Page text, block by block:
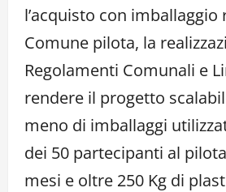
l’acquisto con
Comune pilota, la
Regolamenti Comunali e
rendere il progetto
meno di imballaggi
dei 50 partecipanti al
mesi e oltre 250 Kg di